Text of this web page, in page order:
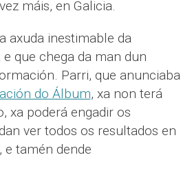
máis, en Galicia.
axuda inestimable da
e que chega da man dun
Parri, que anunciaba
do Álbum, xa non terá
xa poderá engadir os
ver todos os resultados en
tamén dende